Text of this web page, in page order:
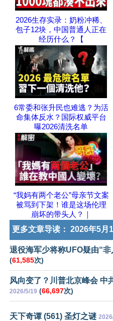
2026生存实录：奶粉冲稀、
包子12块，中国普通人正在
经历什么？【
6常委和张升民也难逃？为活
命集体反水？国际权威平台
曝2026清洗名单
“我妈有两个老公”母亲节文案
被骂到下架！谁是这场伦理
崩坏的带头人？｜
更多文章导读： 2026年5月
退役海军少将称UFO疑由“
(61,585次)
风向变了？川普北京峰会 中
2026/5/19 (66,697次)
天下奇谭 (561) 圣灯之谜